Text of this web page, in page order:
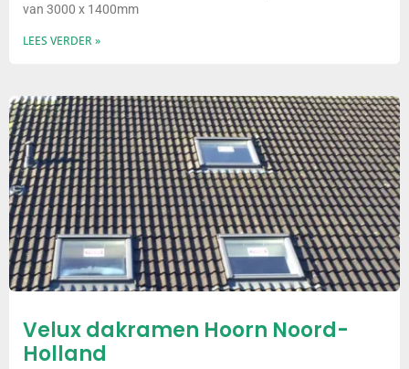
van 3000 x 1400mm
LEES VERDER »
Velux dakramen Hoorn Noord-
Holland